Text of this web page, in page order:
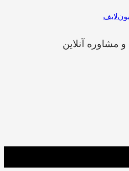
مشاوره آنلاین